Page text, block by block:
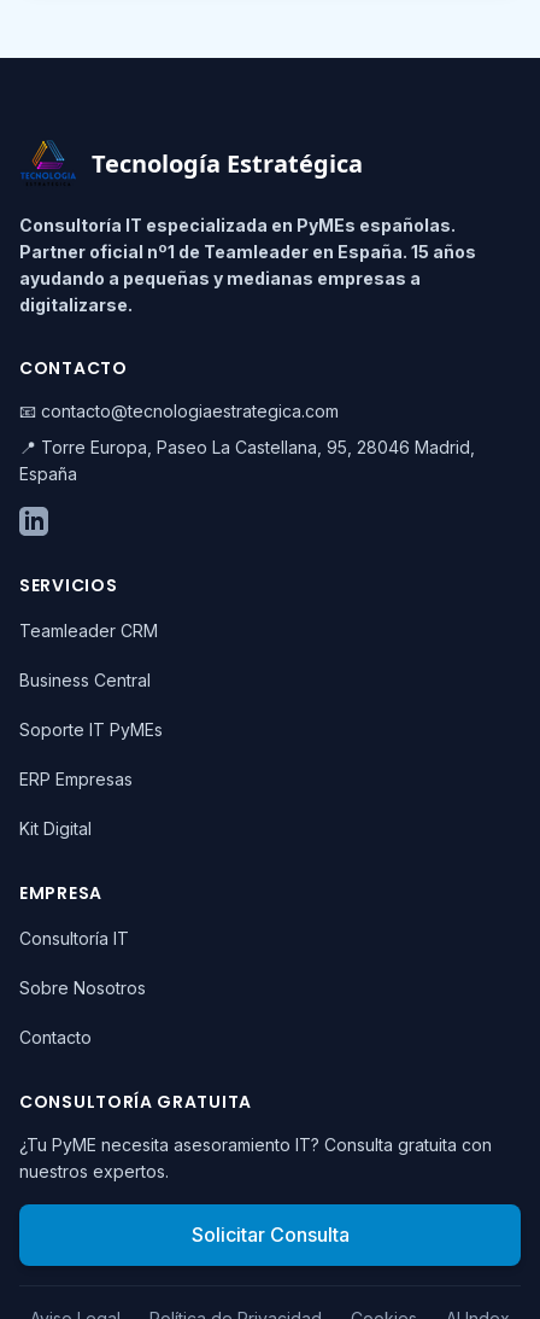
Tecnología Estratégica
Consultoría IT especializada en PyMEs españolas.
Partner oficial nº1 de Teamleader en España. 15 años
ayudando a pequeñas y medianas empresas a
digitalizarse.
CONTACTO
📧 contacto@tecnologiaestrategica.com
📍 Torre Europa, Paseo La Castellana, 95, 28046 Madrid,
España
SERVICIOS
Teamleader CRM
Business Central
Soporte IT PyMEs
ERP Empresas
Kit Digital
EMPRESA
Consultoría IT
Sobre Nosotros
Contacto
CONSULTORÍA GRATUITA
¿Tu PyME necesita asesoramiento IT? Consulta gratuita con
nuestros expertos.
Solicitar Consulta